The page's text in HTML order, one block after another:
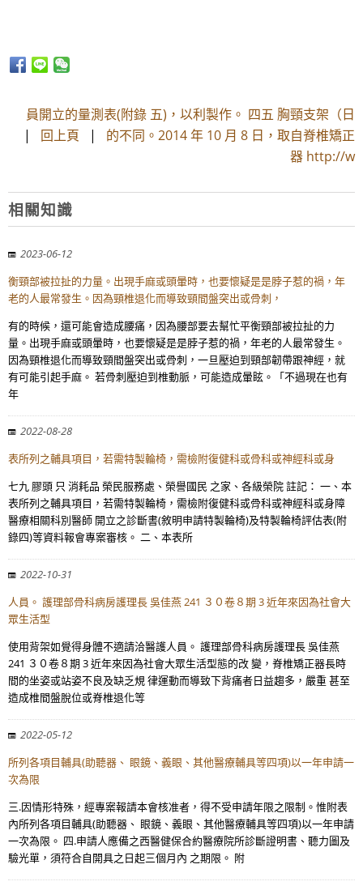
員開立的量測表(附錄 五)，以利製作。 四五 胸頸支架（日
| 回上頁 | 的不同。2014 年 10 月 8 日，取自脊椎矯正
器 http://w
相關知識
2023-06-12
衡頸部被拉扯的力量。出現手麻或頭暈時，也要懷疑是是脖子惹的禍，年
老的人最常發生。因為頸椎退化而導致頸間盤突出或骨刺，
有的時候，還可能會造成腰痛，因為腰部要去幫忙平衡頸部被拉扯的力
量。出現手麻或頭暈時，也要懷疑是是脖子惹的禍，年老的人最常發生。
因為頸椎退化而導致頸間盤突出或骨刺，一旦壓迫到頸部韌帶跟神經，就
有可能引起手麻。 若骨刺壓迫到椎動脈，可能造成暈眩。「不過現在也有
年
2022-08-28
表所列之輔具項目，若需特製輪椅，需檢附復健科或骨科或神經科或身
七九 膠頭 只 消耗品 榮民服務處、榮譽國民 之家、各級榮院 註記： 一、本
表所列之輔具項目，若需特製輪椅，需檢附復健科或骨科或神經科或身障
醫療相關科別醫師 開立之診斷書(敘明申請特製輪椅)及特製輪椅評估表(附
錄四)等資料報會專案審核。 二、本表所
2022-10-31
人員。 護理部骨科病房護理長 吳佳燕 241 ３０卷８期 3 近年來因為社會大
眾生活型
使用背架如覺得身體不適請洽醫護人員。 護理部骨科病房護理長 吳佳燕
241 ３０卷８期 3 近年來因為社會大眾生活型態的改 變，脊椎矯正器長時
間的坐姿或站姿不良及缺乏規 律運動而導致下背痛者日益趨多，嚴重 甚至
造成椎間盤脫位或脊椎退化等
2022-05-12
所列各項目輔具(助聽器、 眼鏡、義眼、其他醫療輔具等四項)以一年申請一
次為限
三.因情形特殊，經專案報請本會核准者，得不受申請年限之限制。惟附表
內所列各項目輔具(助聽器、 眼鏡、義眼、其他醫療輔具等四項)以一年申請
一次為限。 四.申請人應備之西醫健保合約醫療院所診斷證明書、聽力圖及
驗光單，須符合自開具之日起三個月內 之期限。 附